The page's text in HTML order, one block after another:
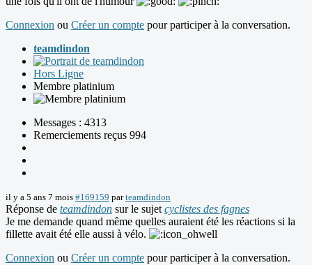
Connexion ou Créer un compte pour participer à la conversation.
teamdindon
Hors Ligne
Membre platinium
Messages : 4313
Remerciements reçus 994
il y a 5 ans 7 mois #169159 parteamdindon
Réponse de teamdindon sur le sujet cyclistes des fagnes
Je me demande quand même quelles auraient été les réactions si la
fillette avait été elle aussi à vélo.
Connexion ou Créer un compte pour participer à la conversation.